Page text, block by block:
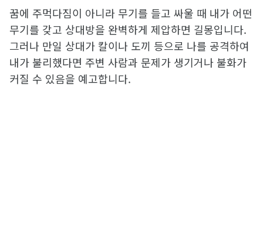
꿈에 주먹다짐이 아니라 무기를 들고 싸울 때 내가 어떤
무기를 갖고 상대방을 완벽하게 제압하면 길몽입니다.
그러나 만일 상대가 칼이나 도끼 등으로 나를 공격하여
내가 불리했다면 주변 사람과 문제가 생기거나 불화가
커질 수 있음을 예고합니다.